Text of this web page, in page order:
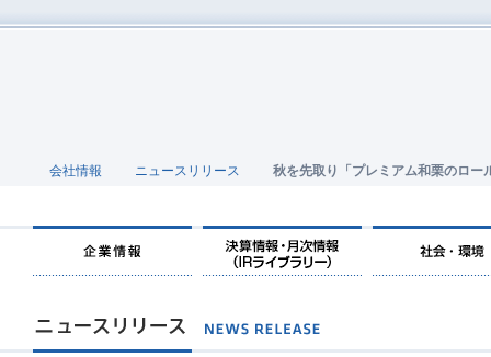
会社情報 ニュースリリース 秋を先取り「プレミアム和栗のロー